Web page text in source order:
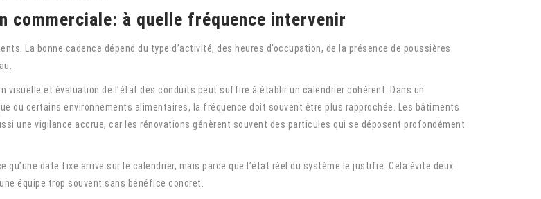
commerciale: à quelle fréquence intervenir
La bonne cadence dépend du type d’activité, des heures d’occupation, de la présence de poussières
visuelle et évaluation de l’état des conduits peut suffire à établir un calendrier cohérent. Dans un
ou certains environnements alimentaires, la fréquence doit souvent être plus rapprochée. Les bâtiments
une vigilance accrue, car les rénovations génèrent souvent des particules qui se déposent profondément
qu’une date fixe arrive sur le calendrier, mais parce que l’état réel du système le justifie. Cela évite deux
équipe trop souvent sans bénéfice concret.